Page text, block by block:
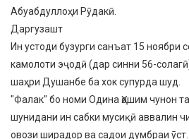
Абуабдуллоҳи Рӯдакӣ.
​Даргузашт
​Ин устоди бузурги санъат 15 ноябри
камолоти эҷодӣ (дар синни 56-
шаҳри Душанбе ба хок супурда шуд.
​"Фалак" бо номи Одина Ҳошим чунон
шунидани ин сабки мусиқӣ аввалин
овози ширадор ва садои думбраи